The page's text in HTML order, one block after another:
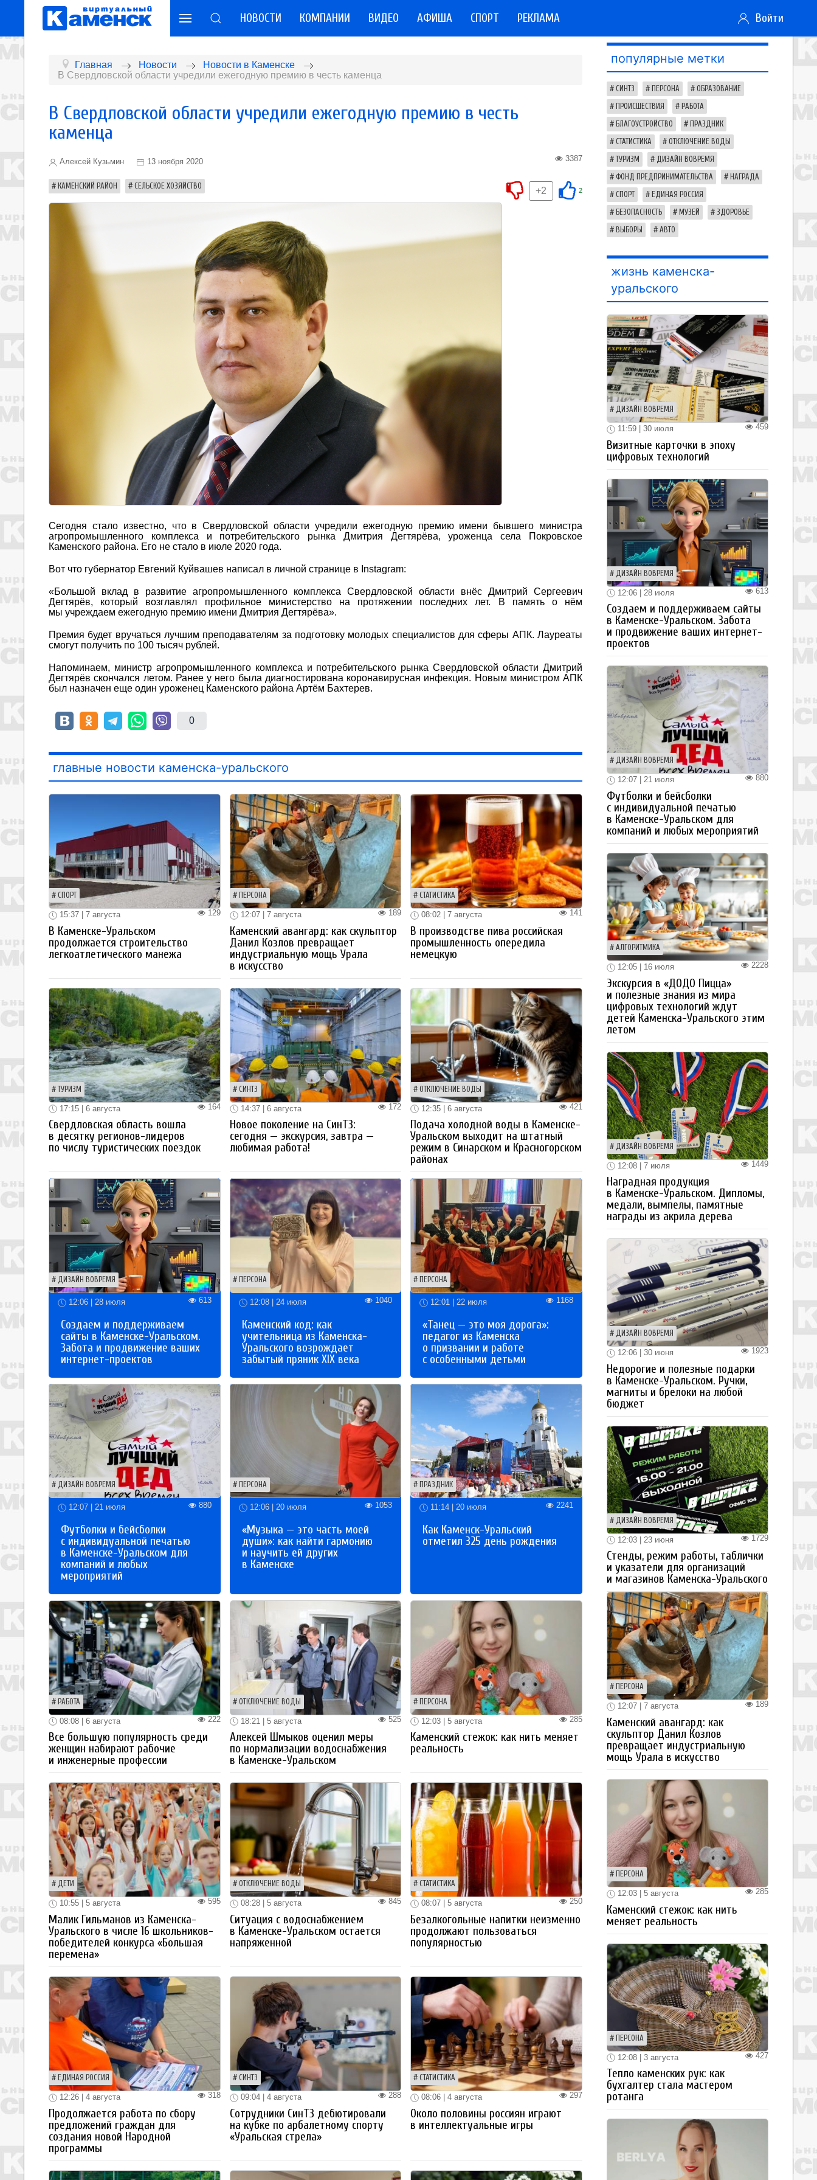
НОВОСТИ КОМПАНИИ ВИДЕО АФИША СПОРТ РЕКЛАМА Войти
Главная Новости
Новости в Каменске
В Свердловской области учредили ежегодную премию в честь каменца
В Свердловской области учредили ежегодную премию в честь
каменца
Алексей Кузьмин 13 ноября 2020 3387
КАМЕНСКИЙ РАЙОН СЕЛЬСКОЕ ХОЗЯЙСТВО 2
+2
Сегодня стало известно, что в Свердловской области учредили ежегодную премию имени бывшего министра
агропромышленного комплекса и потребительского рынка Дмитрия Дегтярёва, уроженца села Покровское
Каменского района. Его не стало в июле 2020 года.
Вот что губернатор Евгений Куйвашев написал в личной странице в Instagram:
«Большой вклад в развитие агропромышленного комплекса Свердловской области внёс Дмитрий Сергеевич
Дегтярёв, который возглавлял профильное министерство на протяжении последних лет. В память о нём
мы учреждаем ежегодную премию имени Дмитрия Дегтярёва».
Премия будет вручаться лучшим преподавателям за подготовку молодых специалистов для сферы АПК. Лауреаты
смогут получить по 100 тысяч рублей.
Напоминаем, министр агропромышленного комплекса и потребительского рынка Свердловской области Дмитрий
Дегтярёв скончался летом. Ранее у него была диагностирована коронавирусная инфекция. Новым министром АПК
был назначен еще один уроженец Каменского района Артём Бахтерев.
0
главные новости каменска-уральского
СПОРТ
129
15:37 | 7 августа
В Каменске-Уральском
продолжается строительство
легкоатлетического манежа
ПЕРСОНА
189
12:07 | 7 августа
Каменский авангард: как скульптор
Данил Козлов превращает
индустриальную мощь Урала
в искусство
СТАТИСТИКА
141
08:02 | 7 августа
В производстве пива российская
промышленность опередила
немецкую
ТУРИЗМ
164
17:15 | 6 августа
Свердловская область вошла
в десятку регионов-лидеров
по числу туристических поездок
СИНТЗ
172
14:37 | 6 августа
Новое поколение на СинТЗ:
сегодня — экскурсия, завтра —
любимая работа!
ОТКЛЮЧЕНИЕ ВОДЫ
421
12:35 | 6 августа
Подача холодной воды в Каменске-
Уральском выходит на штатный
режим в Синарском и Красногорском
районах
ДИЗАЙН ВОВРЕМЯ
12:06 | 28 июля 613
Создаем и поддерживаем
сайты в Каменске-Уральском.
Забота и продвижение ваших
интернет-проектов
ПЕРСОНА
12:08 | 24 июля 1040
Каменский код: как
учительница из Каменска-
Уральского возрождает
забытый пряник XIX века
ПЕРСОНА
12:01 | 22 июля 1168
«Танец — это моя дорога»:
педагог из Каменска
о призвании и работе
с особенными детьми
ДИЗАЙН ВОВРЕМЯ
12:07 | 21 июля 880
Футболки и бейсболки
с индивидуальной печатью
в Каменске-Уральском для
компаний и любых
мероприятий
ПЕРСОНА
12:06 | 20 июля 1053
«Музыка — это часть моей
души»: как найти гармонию
и научить ей других
в Каменске
ПРАЗДНИК
11:14 | 20 июля 2241
Как Каменск-Уральский
отметил 325 день рождения
РАБОТА
222
08:08 | 6 августа
Все большую популярность среди
женщин набирают рабочие
и инженерные профессии
ОТКЛЮЧЕНИЕ ВОДЫ
525
18:21 | 5 августа
Алексей Шмыков оценил меры
по нормализации водоснабжения
в Каменске-Уральском
ПЕРСОНА
285
12:03 | 5 августа
Каменский стежок: как нить меняет
реальность
ДЕТИ
595
10:55 | 5 августа
Малик Гильманов из Каменска-
Уральского в числе 16 школьников-
победителей конкурса «Большая
перемена»
ОТКЛЮЧЕНИЕ ВОДЫ
845
08:28 | 5 августа
Ситуация с водоснабжением
в Каменске-Уральском остается
напряженной
СТАТИСТИКА
250
08:07 | 5 августа
Безалкогольные напитки неизменно
продолжают пользоваться
популярностью
ЕДИНАЯ РОССИЯ
318
12:26 | 4 августа
Продолжается работа по сбору
предложений граждан для
создания новой Народной
программы
СИНТЗ
288
09:04 | 4 августа
Сотрудники СинТЗ дебютировали
на кубке по арбалетному спорту
«Уральская стрела»
СТАТИСТИКА
297
08:06 | 4 августа
Около половины россиян играют
в интеллектуальные игры
популярные метки
СИНТЗ ПЕРСОНА ОБРАЗОВАНИЕ
ПРОИСШЕСТВИЯ РАБОТА
БЛАГОУСТРОЙСТВО ПРАЗДНИК
СТАТИСТИКА ОТКЛЮЧЕНИЕ ВОДЫ
ТУРИЗМ ДИЗАЙН ВОВРЕМЯ
ФОНД ПРЕДПРИНИМАТЕЛЬСТВА НАГРАДА
СПОРТ ЕДИНАЯ РОССИЯ
БЕЗОПАСНОСТЬ МУЗЕЙ ЗДОРОВЬЕ
ВЫБОРЫ АВТО
жизнь каменска-
уральского
ДИЗАЙН ВОВРЕМЯ
459
11:59 | 30 июля
Визитные карточки в эпоху
цифровых технологий
ДИЗАЙН ВОВРЕМЯ
613
12:06 | 28 июля
Создаем и поддерживаем сайты
в Каменске-Уральском. Забота
и продвижение ваших интернет-
проектов
ДИЗАЙН ВОВРЕМЯ
880
12:07 | 21 июля
Футболки и бейсболки
с индивидуальной печатью
в Каменске-Уральском для
компаний и любых мероприятий
АЛГОРИТМИКА
2228
12:05 | 16 июля
Экскурсия в «ДОДО Пицца»
и полезные знания из мира
цифровых технологий ждут
детей Каменска-Уральского этим
летом
ДИЗАЙН ВОВРЕМЯ
1449
12:08 | 7 июля
Наградная продукция
в Каменске-Уральском. Дипломы,
медали, вымпелы, памятные
награды из акрила дерева
ДИЗАЙН ВОВРЕМЯ
1923
12:06 | 30 июня
Недорогие и полезные подарки
в Каменске-Уральском. Ручки,
магниты и брелоки на любой
бюджет
ДИЗАЙН ВОВРЕМЯ
1729
12:03 | 23 июня
Стенды, режим работы, таблички
и указатели для организаций
и магазинов Каменска-Уральского
ПЕРСОНА
189
12:07 | 7 августа
Каменский авангард: как
скульптор Данил Козлов
превращает индустриальную
мощь Урала в искусство
ПЕРСОНА
285
12:03 | 5 августа
Каменский стежок: как нить
меняет реальность
ПЕРСОНА
427
12:08 | 3 августа
Тепло каменских рук: как
бухгалтер стала мастером
ротанга